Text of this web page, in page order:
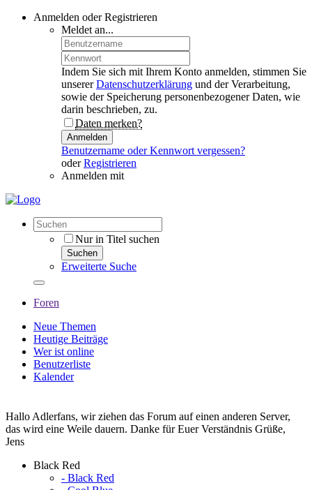
Anmelden oder Registrieren
Meldet an...
Indem Sie sich mit Ihrem Konto anmelden, stimmen Sie
unsererDatenschutzerklärung und der Verarbeitung,
sowie der Speicherung personenbezogener Daten, wie
darin beschrieben, zu.
Daten merken?
Anmelden
Benutzername oder Kennwort vergessen?
oderRegistrieren
Anmelden mit
Nur in Titel suchen
Suchen
Erweiterte Suche
Foren
Neue Themen
Heutige Beiträge
Wer ist online
Benutzerliste
Kalender
Hallo Adlerfans, wir ziehen das Forum auf einen anderen Server,
das wird eine Weile dauern. Danke für Euer Verständnis Grüße,
Jens
Black Red
- Black Red